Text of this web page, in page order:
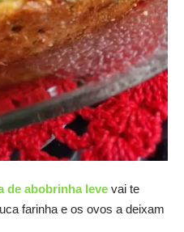
de abobrinha leve vai te
farinha e os ovos a deixam